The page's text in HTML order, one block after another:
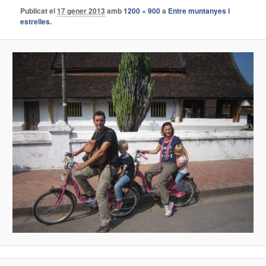
Publicat el17 gener 2013 amb1200 × 900a Entre muntanyes i
estrelles.